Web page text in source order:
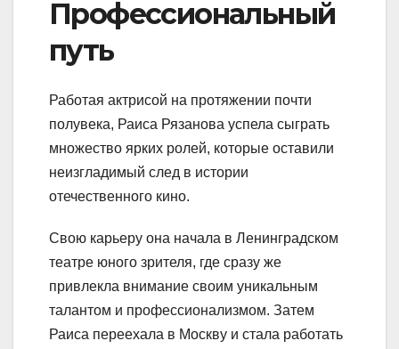
Профессиональный
путь
Работая актрисой на протяжении почти
полувека, Раиса Рязанова успела сыграть
множество ярких ролей, которые оставили
неизгладимый след в истории
отечественного кино.
Свою карьеру она начала в Ленинградском
театре юного зрителя, где сразу же
привлекла внимание своим уникальным
талантом и профессионализмом. Затем
Раиса переехала в Москву и стала работать